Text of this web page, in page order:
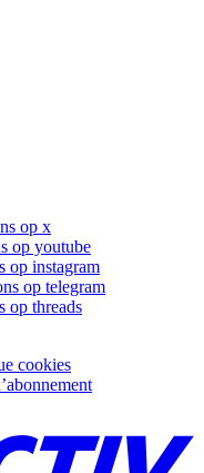
op x
op youtube
op instagram
op telegram
op threads
cookies